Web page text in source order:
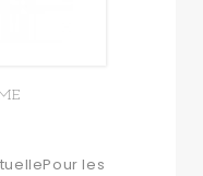
les